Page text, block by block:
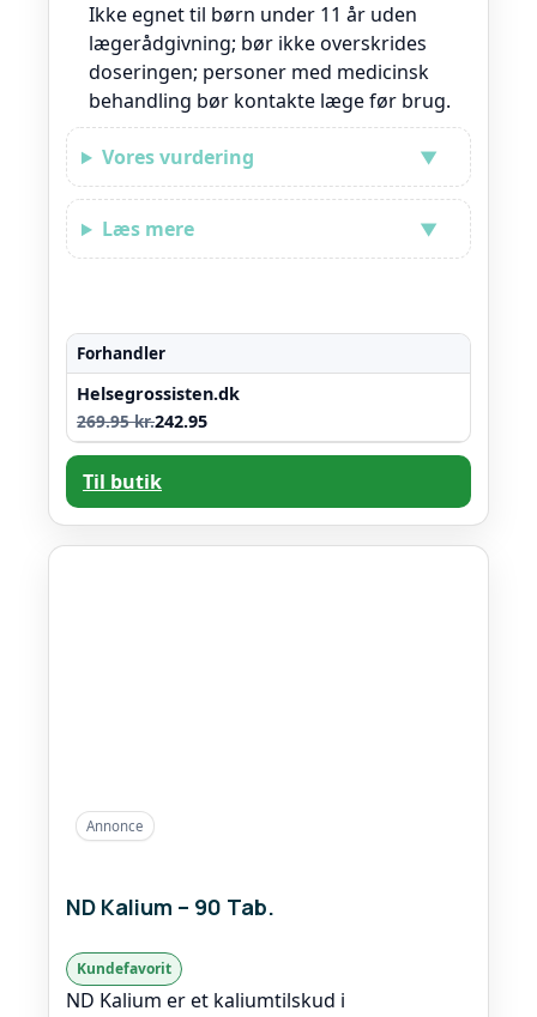
Ikke egnet til børn under 11 år uden
lægerådgivning; bør ikke overskrides
doseringen; personer med medicinsk
behandling bør kontakte læge før brug.
Læs mere
Vores vurdering
Til butik
Forhandler
Helsegrossisten.dk
269.95 kr.242.95
Annonce
ND Kalium – 90 Tab.
Kundefavorit
ND Kalium er et kaliumtilskud i